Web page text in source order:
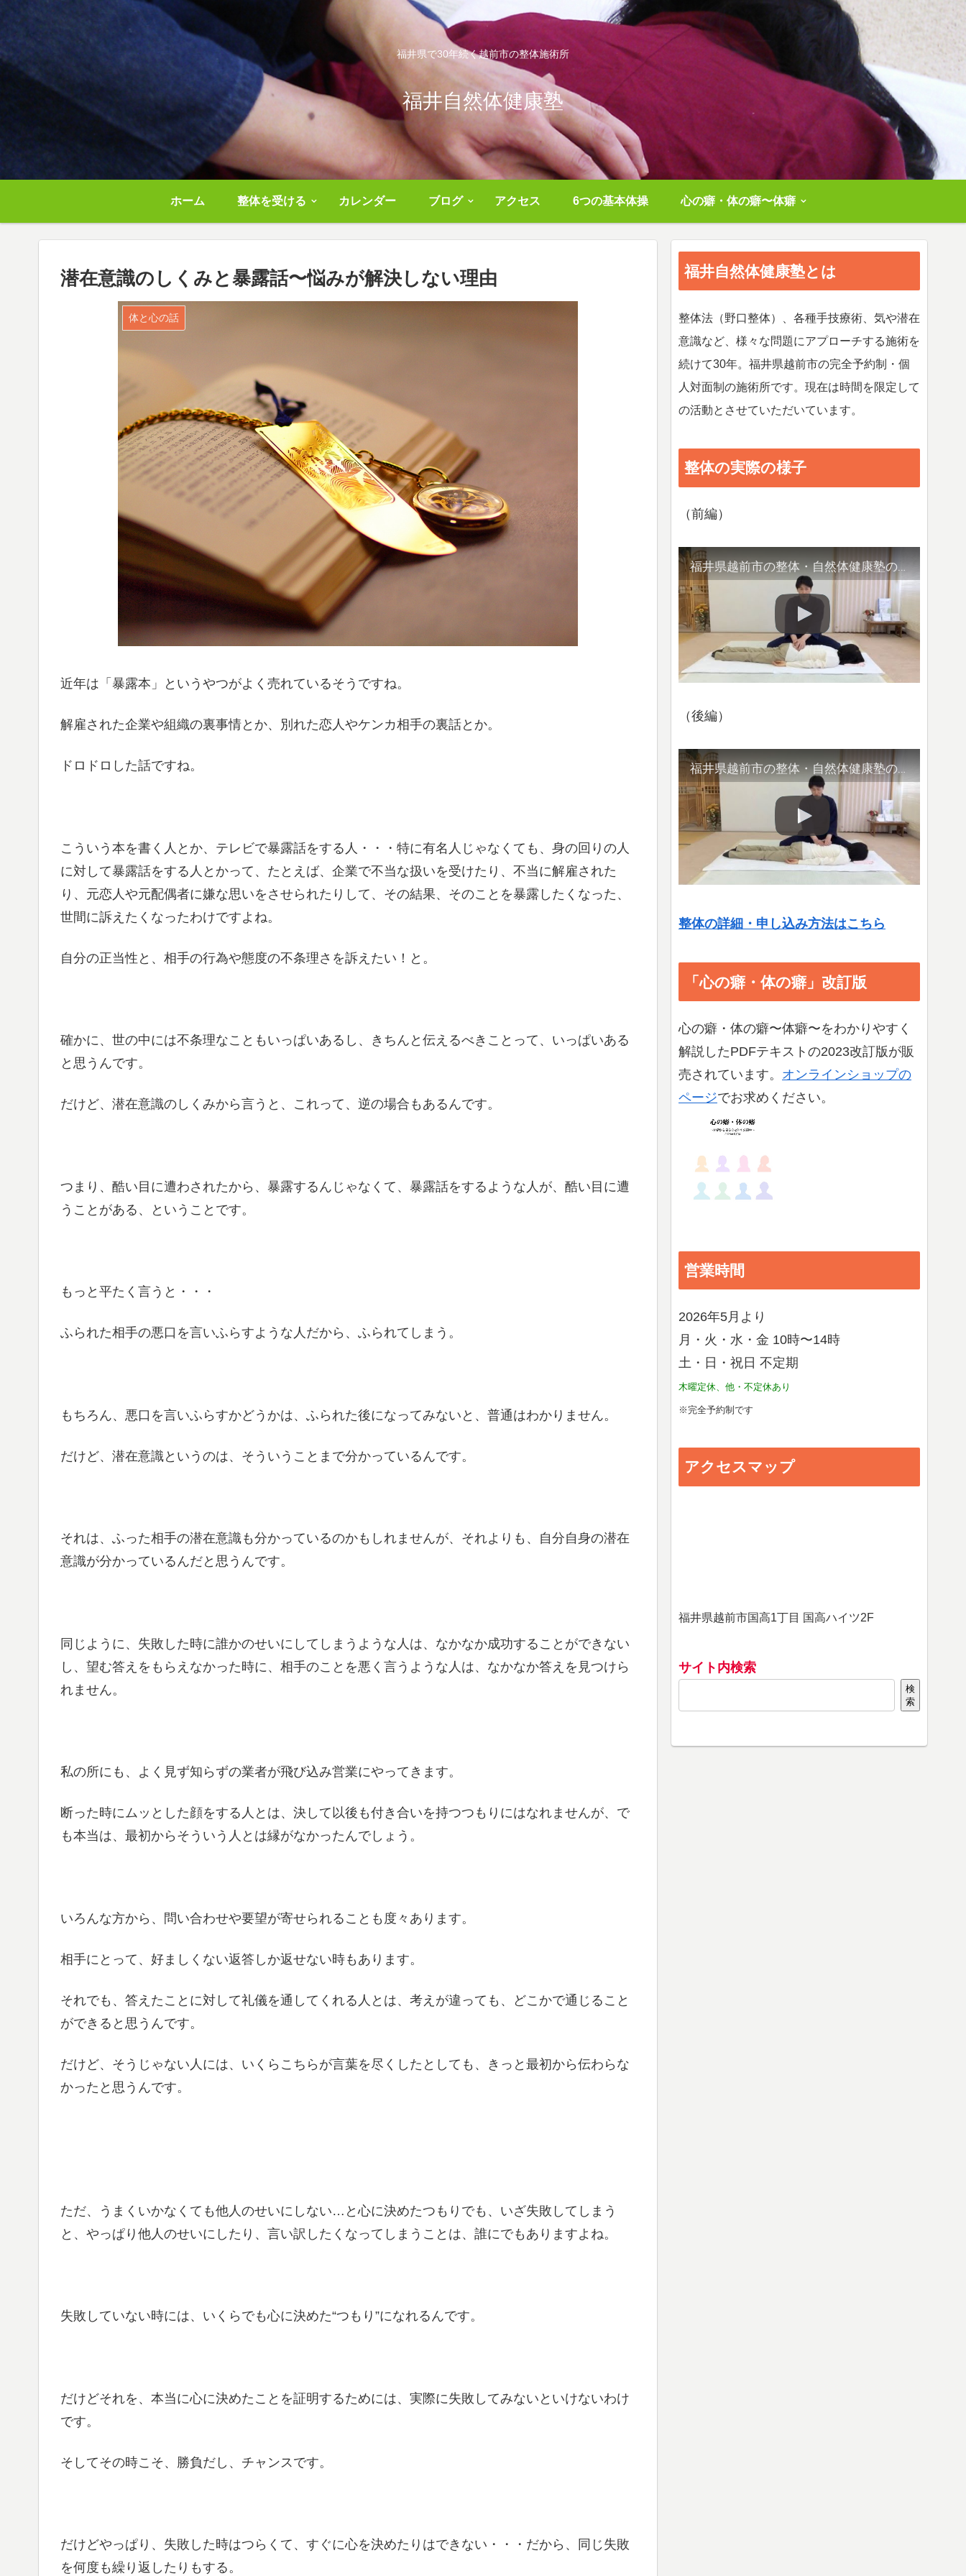
福井県で30年続く越前市の整体施術所
福井自然体健康塾
ホーム 整体を受ける カレンダー ブログ アクセス 6つの基本体操 心の癖・体の癖〜体癖
潜在意識のしくみと暴露話〜悩みが解決しない理由
体と心の話
近年は「暴露本」というやつがよく売れているそうですね。
解雇された企業や組織の裏事情とか、別れた恋人やケンカ相手の裏話とか。
ドロドロした話ですね。
こういう本を書く人とか、テレビで暴露話をする人・・・特に有名人じゃなくても、身の回りの人
に対して暴露話をする人とかって、たとえば、企業で不当な扱いを受けたり、不当に解雇された
り、元恋人や元配偶者に嫌な思いをさせられたりして、その結果、そのことを暴露したくなった、
世間に訴えたくなったわけですよね。
自分の正当性と、相手の行為や態度の不条理さを訴えたい！と。
確かに、世の中には不条理なこともいっぱいあるし、きちんと伝えるべきことって、いっぱいある
と思うんです。
だけど、潜在意識のしくみから言うと、これって、逆の場合もあるんです。
つまり、酷い目に遭わされたから、暴露するんじゃなくて、暴露話をするような人が、酷い目に遭
うことがある、ということです。
もっと平たく言うと・・・
ふられた相手の悪口を言いふらすような人だから、ふられてしまう。
もちろん、悪口を言いふらすかどうかは、ふられた後になってみないと、普通はわかりません。
だけど、潜在意識というのは、そういうことまで分かっているんです。
それは、ふった相手の潜在意識も分かっているのかもしれませんが、それよりも、自分自身の潜在
意識が分かっているんだと思うんです。
同じように、失敗した時に誰かのせいにしてしまうような人は、なかなか成功することができない
し、望む答えをもらえなかった時に、相手のことを悪く言うような人は、なかなか答えを見つけら
れません。
私の所にも、よく見ず知らずの業者が飛び込み営業にやってきます。
断った時にムッとした顔をする人とは、決して以後も付き合いを持つつもりにはなれませんが、で
も本当は、最初からそういう人とは縁がなかったんでしょう。
いろんな方から、問い合わせや要望が寄せられることも度々あります。
相手にとって、好ましくない返答しか返せない時もあります。
それでも、答えたことに対して礼儀を通してくれる人とは、考えが違っても、どこかで通じること
ができると思うんです。
だけど、そうじゃない人には、いくらこちらが言葉を尽くしたとしても、きっと最初から伝わらな
かったと思うんです。
ただ、うまくいかなくても他人のせいにしない…と心に決めたつもりでも、いざ失敗してしまう
と、やっぱり他人のせいにしたり、言い訳したくなってしまうことは、誰にでもありますよね。
失敗していない時には、いくらでも心に決めた“つもり”になれるんです。
だけどそれを、本当に心に決めたことを証明するためには、実際に失敗してみないといけないわけ
です。
そしてその時こそ、勝負だし、チャンスです。
だけどやっぱり、失敗した時はつらくて、すぐに心を決めたりはできない・・・だから、同じ失敗
を何度も繰り返したりもする。
福井自然体健康塾とは
整体法（野口整体）、各種手技療術、気や潜在
意識など、様々な問題にアプローチする施術を
続けて30年。福井県越前市の完全予約制・個
人対面制の施術所です。現在は時間を限定して
の活動とさせていただいています。
整体の実際の様子
（前編）
福井県越前市の整体・自然体健康塾の整体の様子（1）背骨の観察／骨盤他
（後編）
福井県越前市の整体・自然体健康塾の整体の様子（2）腹部や首など
整体の詳細・申し込み方法はこちら
「心の癖・体の癖」改訂版
心の癖・体の癖〜体癖〜をわかりやすく
解説したPDFテキストの2023改訂版が販
売されています。 オンラインショップの
ページでお求めください。
営業時間
2026年5月より
月・火・水・金 10時〜14時
土・日・祝日 不定期
木曜定休、他・不定休あり
※完全予約制です
アクセスマップ
福井県越前市国高1丁目 国高ハイツ2F
サイト内検索
検
索